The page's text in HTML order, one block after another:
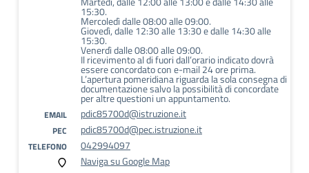
15:30.
Mercoledì dalle 08:00 alle 09:00.
Giovedì, dalle 12:30 alle 13:30 e dalle 14:30 alle
15:30.
Venerdì dalle 08:00 alle 09:00.
Il ricevimento al di fuori dall’orario indicato dovrà
essere concordato con e-mail 24 ore prima.
L’apertura pomeridiana riguarda la sola consegna di
documentazione salvo la possibilità di concordate
per altre questioni un appuntamento.
EMAIL pdic85700d@istruzione.it
PEC pdic85700d@pec.istruzione.it
TELEFONO
042994097
Naviga su Google Map